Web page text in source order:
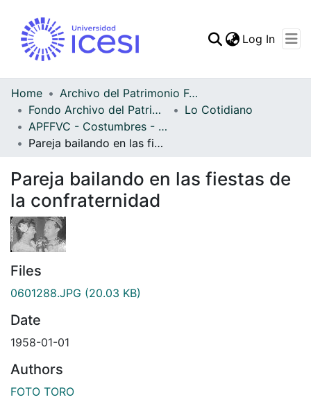
Statistics
Log In
Home
Archivo del Patrimonio Fotográfico y Fílmico del Valle del Cauca
Fondo Archivo del Patrimonio Fotográfico y Fílmico del Valle del Cauca
Lo Cotidiano
APFFVC - Costumbres - Patrimonial
Pareja bailando en las fiestas de la confraternidad
Pareja bailando en las fiestas de
la confraternidad
Files
0601288.JPG (20.03 KB)
Date
1958-01-01
Authors
FOTO TORO